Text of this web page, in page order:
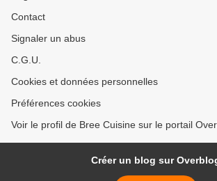
Contact
Signaler un abus
C.G.U.
Cookies et données personnelles
Préférences cookies
Voir le profil de Bree Cuisine sur le portail
Créer un blog sur